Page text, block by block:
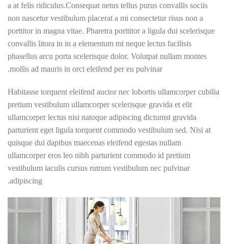
a at felis ridiculus.Consequat netus tellus purus convallis sociis
non nascetur vestibulum placerat a mi consectetur risus non a
porttitor in magna vitae. Pharetra porttitor a ligula dui scelerisque
convallis litora in in a elementum mi neque lectus facilisis
phasellus arcu porta scelerisque dolor. Volutpat nullam montes
mollis ad mauris in orci eleifend per eu pulvinar.
Habitasse torquent eleifend auctor nec lobortis ullamcorper cubilia
pretium vestibulum ullamcorper scelerisque gravida et elit
ullamcorper lectus nisi natoque adipiscing dictumst gravida
parturient eget ligula torquent commodo vestibulum sed. Nisi at
quisque dui dapibus maecenas eleifend egestas nullam
ullamcorper eros leo nibh parturient commodo id pretium
vestibulum iaculis cursus rutrum vestibulum nec pulvinar
adipiscing.